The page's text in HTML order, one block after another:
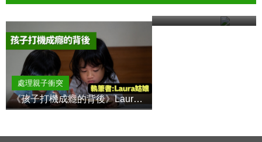
處理親子衝突
《孩子打機成癮的背後》Laura姑娘